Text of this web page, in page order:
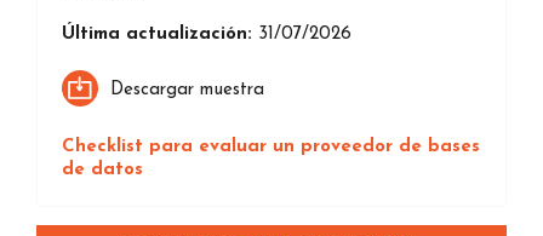
Última actualización: 31/07/2026
Descargar muestra
Checklist para evaluar un proveedor de bases
de datos